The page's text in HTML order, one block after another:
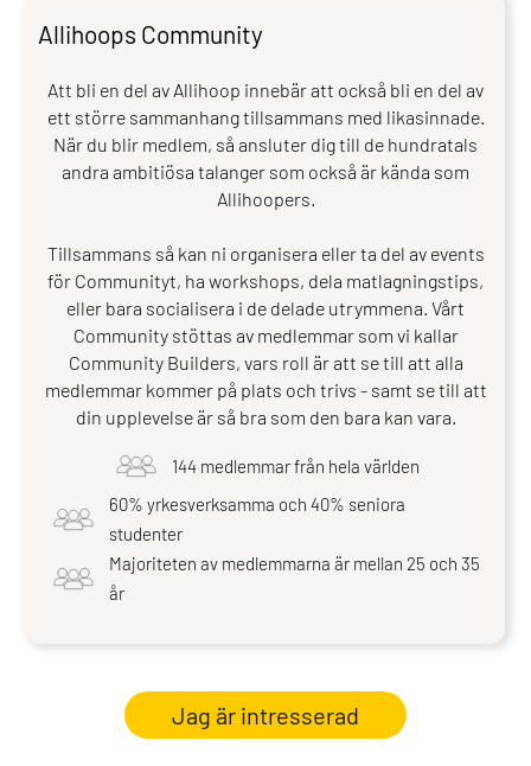
Allihoops Community
Att bli en del av Allihoop innebär att också bli en del av
ett större sammanhang tillsammans med likasinnade.
När du blir medlem, så ansluter dig till de hundratals
andra ambitiösa talanger som också är kända som
Allihoopers.
Tillsammans så kan ni organisera eller ta del av events
för Communityt, ha workshops, dela matlagningstips,
eller bara socialisera i de delade utrymmena. Vårt
Community stöttas av medlemmar som vi kallar
Community Builders, vars roll är att se till att alla
medlemmar kommer på plats och trivs - samt se till att
din upplevelse är så bra som den bara kan vara.
144 medlemmar från hela världen
60% yrkesverksamma och 40% seniora
studenter
Majoriteten av medlemmarna är mellan 25 och 35
år
Jag är intresserad